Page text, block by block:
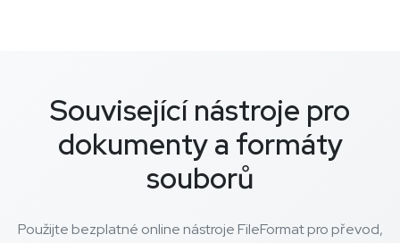
Související nástroje pro
dokumenty a formáty
souborů
Použijte bezplatné online nástroje FileFormat pro převod,